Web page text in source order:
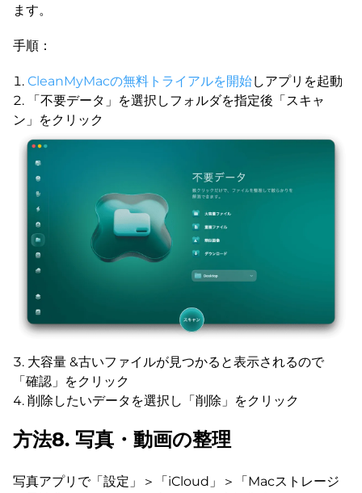
ます。
手順：
CleanMyMacの無料トライアルを開始しアプリを起動
「不要データ」を選択しフォルダを指定後「スキャ
ン」をクリック
大容量 &古いファイルが見つかると表示されるので
「確認」をクリック
削除したいデータを選択し「削除」をクリック
方法8. 写真・動画の整理
写真アプリで「設定」＞「iCloud」＞「Macストレージ